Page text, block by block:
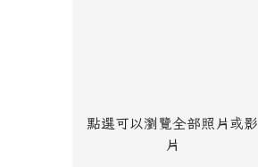
點選可以瀏覽全部照片或影
片